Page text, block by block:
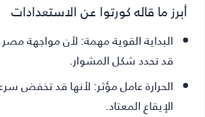
أبرز ما قاله كورتوا عن الاستعدادات
البداية القوية مهمة:لأن مواجهة
قد تحدد شكل المشوار.
الحرارة عامل مؤثر:لأنها قد تخفض
الإيقاع المعتاد.